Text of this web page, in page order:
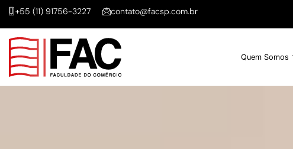
+55 (11) 91756-3227 contato@facsp.com.br
Quem Somos